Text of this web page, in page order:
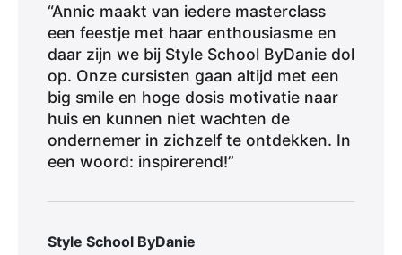
“Annic maakt van iedere masterclass
een feestje met haar enthousiasme en
daar zijn we bij Style School ByDanie dol
op. Onze cursisten gaan altijd met een
big smile en hoge dosis motivatie naar
huis en kunnen niet wachten de
ondernemer in zichzelf te ontdekken. In
een woord: inspirerend!”
Style School ByDanie